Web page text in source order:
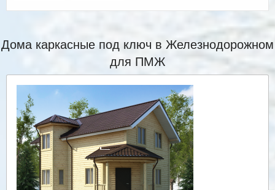
Дома каркасные под ключ в Железнодорожном
для ПМЖ